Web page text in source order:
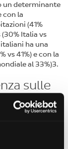
un determinante
con la
(41%
Italia vs
ha una
vs 41%) e con la
al 33%)3.
sulle
metropoli,